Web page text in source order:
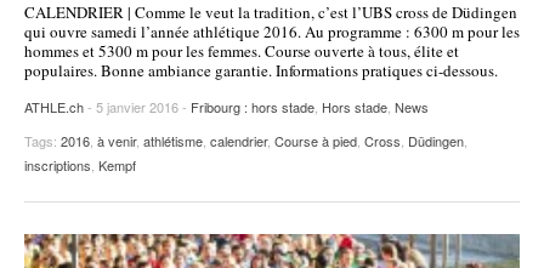
CALENDRIER | Comme le veut la tradition, c’est l’UBS cross de Düdingen
qui ouvre samedi l’année athlétique 2016. Au programme : 6300 m pour les
hommes et 5300 m pour les femmes. Course ouverte à tous, élite et
populaires. Bonne ambiance garantie. Informations pratiques ci-dessous.
ATHLE.ch- 5 janvier 2016 - Fribourg : hors stade, Hors stade, News
Tags: 2016, à venir, athlétisme, calendrier, Course à pied, Cross, Düdingen,
inscriptions, Kempf